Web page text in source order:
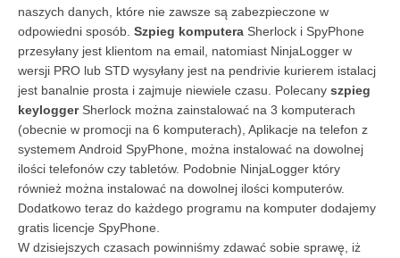
naszych danych, które nie zawsze są zabezpieczone w
odpowiedni sposób. Szpieg komputera Sherlock i SpyPhone
przesyłany jest klientom na email, natomiast NinjaLogger w
wersji PRO lub STD wysyłany jest na pendrivie kurierem istalacj
jest banalnie prosta i zajmuje niewiele czasu. Polecany szpieg
keylogger Sherlock można zainstalować na 3 komputerach
(obecnie w promocji na 6 komputerach), Aplikacje na telefon z
systemem Android SpyPhone, można instalować na dowolnej
ilości telefonów czy tabletów. Podobnie NinjaLogger który
również można instalować na dowolnej ilości komputerów.
Dodatkowo teraz do każdego programu na komputer dodajemy
gratis licencje SpyPhone.
W dzisiejszych czasach powinniśmy zdawać sobie sprawę, iż